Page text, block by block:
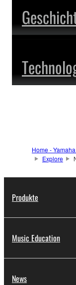
Home -
Explore
Produkte
Music Education
News